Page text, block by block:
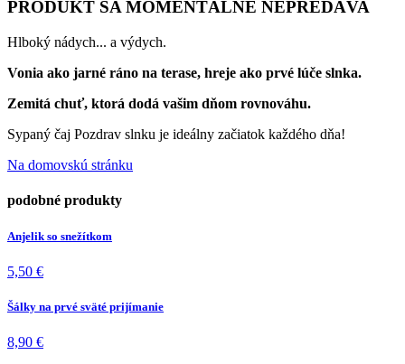
PRODUKT SA MOMENTÁLNE NEPREDÁVA
Hlboký nádych... a výdych.
Vonia ako jarné ráno na terase, hreje ako prvé lúče slnka.
Zemitá chuť, ktorá dodá vašim dňom rovnováhu.
Sypaný čaj Pozdrav slnku je ideálny začiatok každého dňa!
Na domovskú stránku
podobné produkty
Anjelik so snežítkom
5,50 €
Šálky na prvé sväté prijímanie
8,90 €